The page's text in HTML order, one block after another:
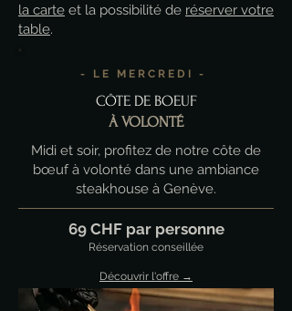
la carte et la possibilité de réserver votre
table.
- LE MERCREDI -
CÔTE DE BOEUF
À VOLONTÉ
Midi et soir, profitez de notre côte de
bœuf à volonté dans une ambiance
steakhouse à Genève.
69 CHF par personne
Réservation conseillée
Découvrir l'offre →